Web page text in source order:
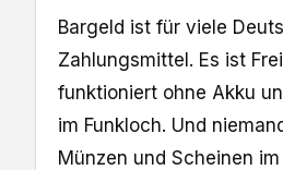
Bargeld ist für viele
Zahlungsmittel. Es ist
funktioniert ohne Akku
im Funkloch. Und
Münzen und Scheinen